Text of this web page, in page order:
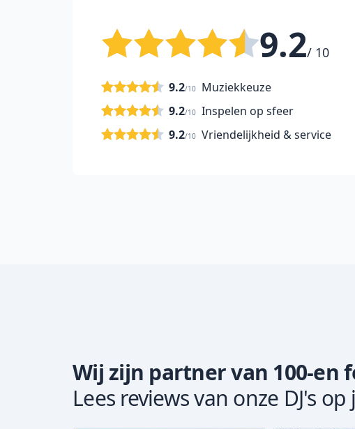
9.2/ 10
Muziekkeuze
9.2/10
Inspelen op sfeer
9.2/10
Vriendelijkheid & service
9.2/10
Wij zijn partner van 100-en
Lees reviews van onze DJ's